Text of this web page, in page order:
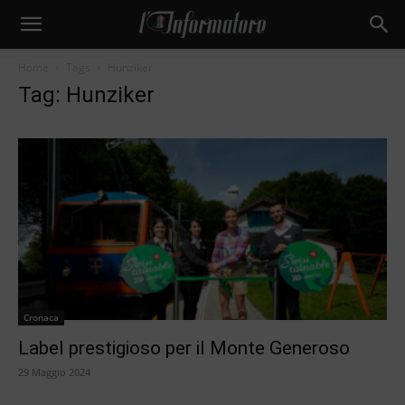
Tag: Hunziker
Cronaca
Label prestigioso per il Monte Generoso
29 Maggio 2024